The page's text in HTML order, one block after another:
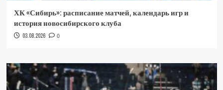
ХК «Сибирь»: расписание матчей, календарь игр и
история новосибирского клуба
03.08.2026 0